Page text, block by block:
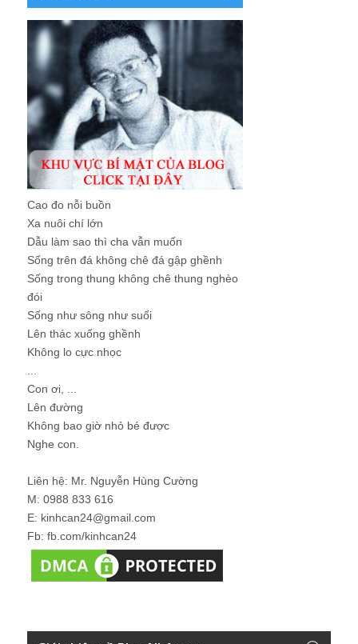
Cao đo nỗi buồn
Xa nuôi chí lớn
Dẫu làm sao thì cha vẫn muốn
Sống trên đá không chê đá gập ghềnh
Sống trong thung không chê thung nghèo
đói
Sống như sông như suối
Lên thác xuống ghềnh
Không lo cực nhọc
...
Con ơi, ...
Lên đường
Không bao giờ nhỏ bé được
Nghe con.
Liên hệ: Mr. Nguyễn Hùng Cường
M: 0988 833 616
E: kinhcan24@gmail.com
Fb: fb.com/kinhcan24